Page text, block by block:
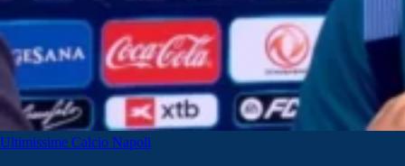
Ultimissime Calcio Napoli